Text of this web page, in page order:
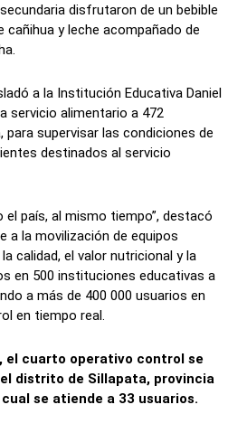
disfrutaron de un bebible
cañihua y leche acompañado de
a la Institución Educativa Daniel
servicio alimentario a 472
para supervisar las condiciones de
destinados al servicio
el país, al mismo tiempo”, destacó
a la movilización de equipos
calidad, el valor nutricional y la
en 500 instituciones educativas a
a más de 400 000 usuarios en
en tiempo real.
el cuarto operativo control se
distrito de Sillapata, provincia
se atiende a 33 usuarios.